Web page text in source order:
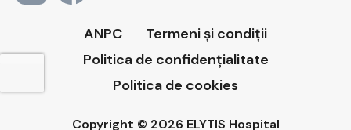
ANPC
Termeni și condiții
Politica de confidențialitate
Politica de cookies
Copyright © 2026 ELYTIS Hospital